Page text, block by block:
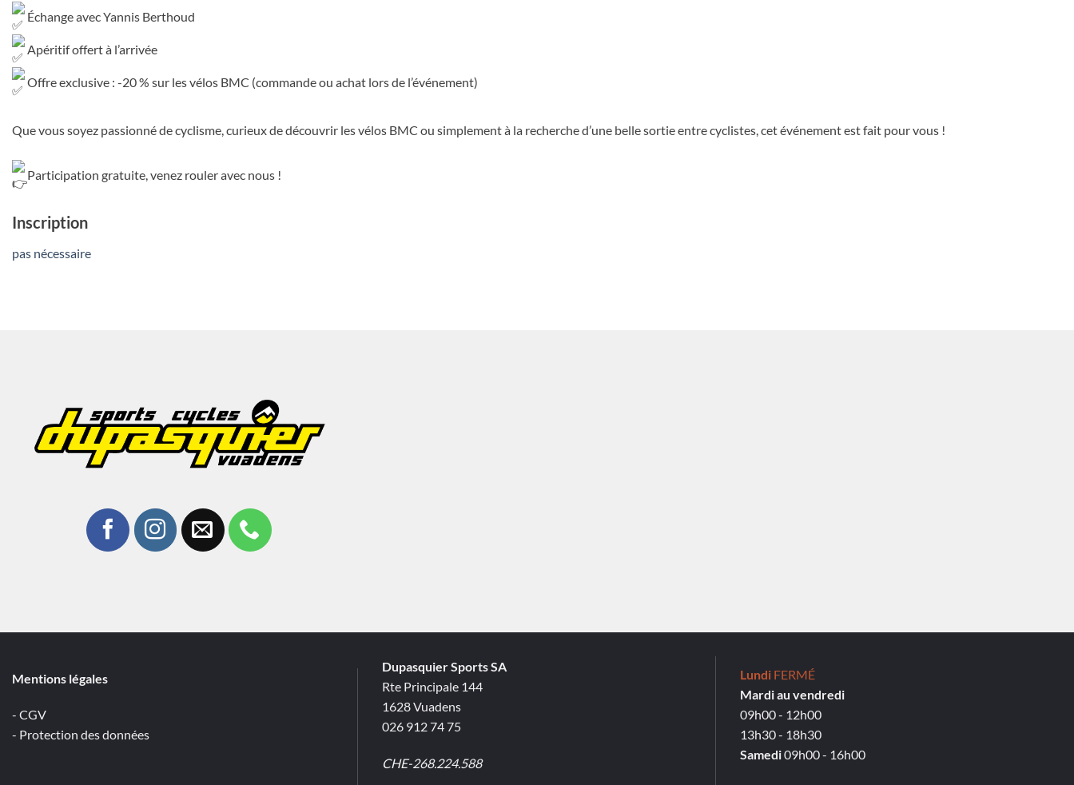
Échange avec Yannis Berthoud
Apéritif offert à l’arrivée
Offre exclusive : -20 % sur les vélos BMC (commande ou achat lors de l’événement)
Que vous soyez passionné de cyclisme, curieux de découvrir les vélos BMC ou simplement à la recherche d’une belle sortie entre cyclistes, cet événement est fait pour vous !
Participation gratuite, venez rouler avec nous !
Inscription
pas nécessaire
Mentions légales
- CGV
- Protection des données
Dupasquier Sports SA
Rte Principale 144
1628 Vuadens
026 912 74 75
CHE-268.224.588
Lundi FERMÉ
Mardi au vendredi
09h00 - 12h00
13h30 - 18h30
Samedi09h00 - 16h00